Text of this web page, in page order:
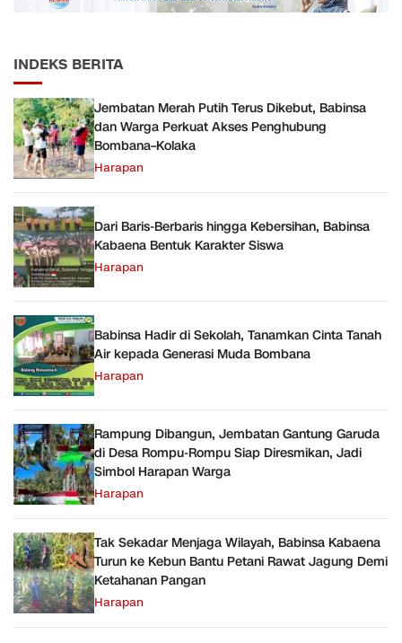
INDEKS BERITA
Jembatan Merah Putih Terus Dikebut, Babinsa
dan Warga Perkuat Akses Penghubung
Bombana–Kolaka
Harapan
Dari Baris-Berbaris hingga Kebersihan, Babinsa
Kabaena Bentuk Karakter Siswa
Harapan
Babinsa Hadir di Sekolah, Tanamkan Cinta Tanah
Air kepada Generasi Muda Bombana
Harapan
Rampung Dibangun, Jembatan Gantung Garuda
di Desa Rompu-Rompu Siap Diresmikan, Jadi
Simbol Harapan Warga
Harapan
Tak Sekadar Menjaga Wilayah, Babinsa Kabaena
Turun ke Kebun Bantu Petani Rawat Jagung Demi
Ketahanan Pangan
Harapan